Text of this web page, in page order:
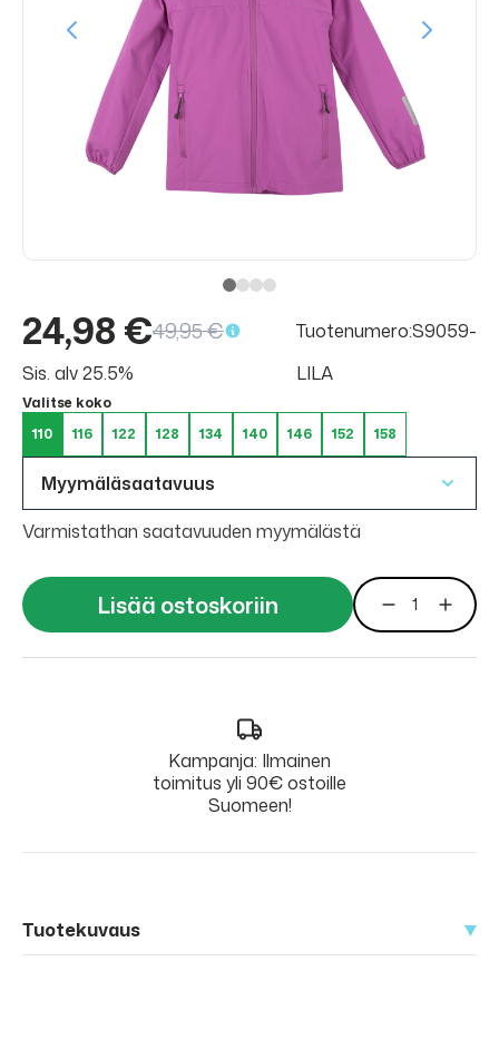
24,98 €49,95 €
Sis. alv 25.5%
Tuotenumero:S9059-
LILA
Valitse koko
110
116 122 128 134 140 146 152 158
Myymäläsaatavuus
Varmistathan saatavuuden myymälästä
Lisää ostoskoriin
Kampanja: Ilmainen
toimitus yli 90€ ostoille
Suomeen!
Tuotekuvaus